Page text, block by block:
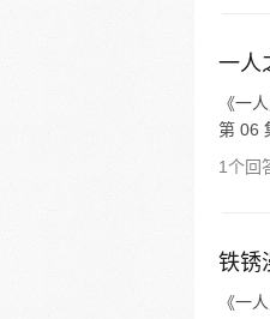
一人
《一
第 06
1个回
铁锈
《一